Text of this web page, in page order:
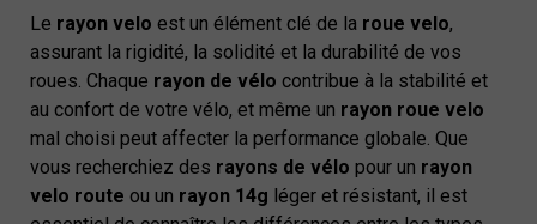
Le rayon velo est un élément clé de la roue velo,
assurant la rigidité, la solidité et la durabilité de vos
roues. Chaque rayon de vélo contribue à la stabilité et
au confort de votre vélo, et même un rayon roue velo
mal choisi peut affecter la performance globale. Que
vous recherchiez des rayons de vélo pour un rayon
velo route ou un rayon 14g léger et résistant, il est